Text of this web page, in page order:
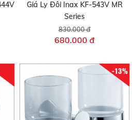
Giá Ly Đôi Inax KF-543V MR
Series
830.000 đ
680.000 đ
-13%